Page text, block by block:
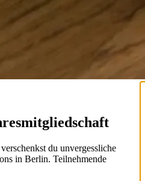
verschenkst du unvergessliche
in Berlin. Teilnehmende